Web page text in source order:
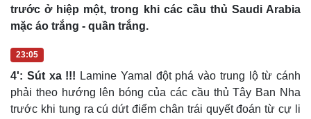
trước ở hiệp một, trong khi các cầu thủ Saudi Arabia
mặc áo trắng - quần trắng.
23:05
4': Sút xa !!! Lamine Yamal đột phá vào trung lộ từ cánh
phải theo hướng lên bóng của các cầu thủ Tây Ban Nha
trước khi tung ra cú dứt điểm chân trái quyết đoán từ cự li